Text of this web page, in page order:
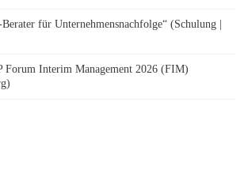
für Unternehmensnachfolge“ (Schulung |
Forum Interim Management 2026 (FIM)